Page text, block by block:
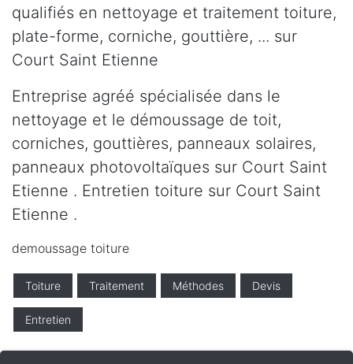
qualifiés en nettoyage et traitement toiture,
plate-forme, corniche, gouttière, ... sur
Court Saint Etienne
Entreprise agréé spécialisée dans le
nettoyage et le démoussage de toit,
corniches, gouttières, panneaux solaires,
panneaux photovoltaïques sur Court Saint
Etienne . Entretien toiture sur Court Saint
Etienne .
demoussage toiture
Toiture Traitement Méthodes Devis
Entretien